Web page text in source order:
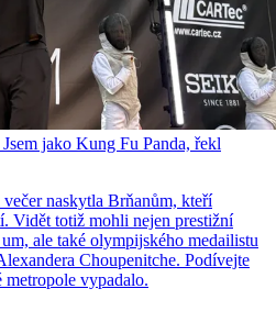
jako Kung Fu Panda, řekl
naskytla Brňanům, kteří
Vidět totiž mohli nejen prestižní
ale také olympijského medailistu
Choupenitche. Podívejte
vypadalo.